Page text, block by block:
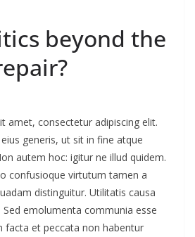
beyond the
amet, consectetur adipiscing elit.
generis, ut sit in fine atque
autem hoc: igitur ne illud quidem.
confusioque virtutum tamen a
distinguitur. Utilitatis causa
emolumenta communia esse
facta et peccata non habentur